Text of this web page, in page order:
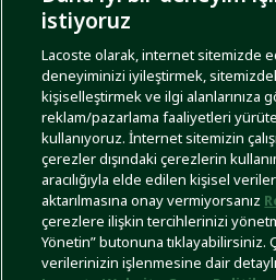
KARGO SEÇENEKLERİ
İşlem RehberiSite HaritasıKullanım
istiyoruz
Lacoste olarak, internet sitemizde
deneyiminizi iyileştirmek,
kişiselleştirmek ve ilgi alanlarınıza
reklam/pazarlama faaliyetleri
kullanıyoruz. İnternet sitemizin
çerezler dışındaki çerezlerin
aracılığıyla elde edilen kişisel
aktarılmasına onay vermiyorsanız
çerezlere ilişkin tercihlerinizi
Yönetin” butonuna tıklayabilirsiniz.
verilerinizin işlenmesine dair